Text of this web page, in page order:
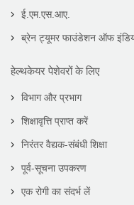
ई.एम.एस.आए.
ब्रेन ट्यूमर फाउंडेशन ऑफ
हेल्थकेयर पेशेवरों के लिए
विभाग और प्रभाग
शिक्षावृत्ति प्राप्त करें
निरंतर वैद्यक-संबंधी शिक्षा
पूर्व-सूचना उपकरण
एक रोगी का संदर्भ लें